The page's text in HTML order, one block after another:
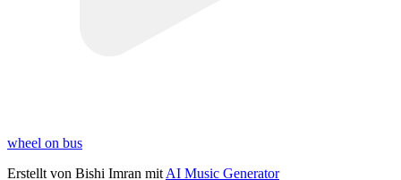
wheel on bus
Erstellt von Bishi Imran mit AI Music Generator